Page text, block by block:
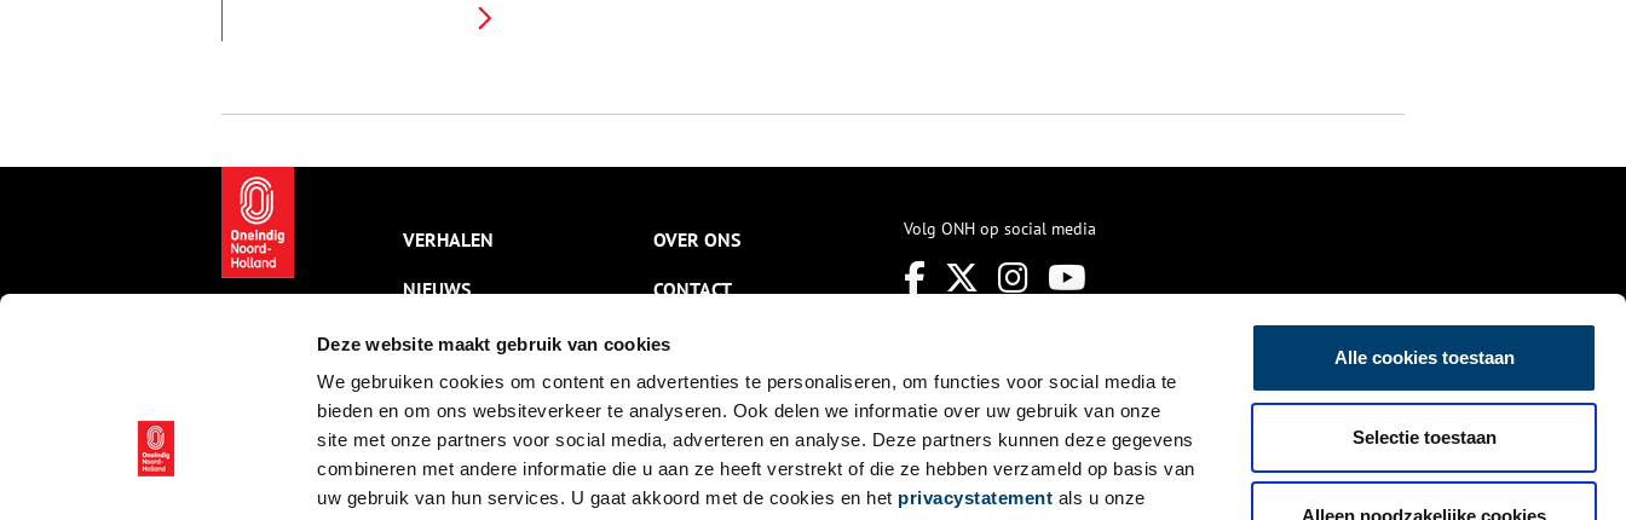
Deze website maakt gebruik van cookies
We gebruiken cookies om content en advertenties te personaliseren, om functies voor social media te
bieden en om ons websiteverkeer te analyseren. Ook delen we informatie over uw gebruik van onze
site met onze partners voor social media, adverteren en analyse. Deze partners kunnen deze gegevens
combineren met andere informatie die u aan ze heeft verstrekt of die ze hebben verzameld op basis van
uw gebruik van hun services. U gaat akkoord met de cookies en het privacystatement als u onze
Alle cookies toestaan
Selectie toestaan
Alleen noodzakelijke cookies
vijandelijke aanval.
VERHALEN
NIEUWS
KALENDER
THEMA’S
ACTIVITEITEN
VIDEO’S
OVER ONS
CONTACT
NIEUWSBRIEF
DISCLAIMER
PRIVACY
TOEGANKELIJKHEID
Volg ONH op social media